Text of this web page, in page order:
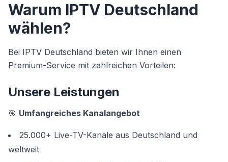
Warum IPTV Deutschland
wählen?
Bei IPTV Deutschland bieten wir Ihnen einen
Premium-Service mit zahlreichen Vorteilen:
Unsere Leistungen
🎯 Umfangreiches Kanalangebot
25.000+ Live-TV-Kanäle aus Deutschland und
weltweit